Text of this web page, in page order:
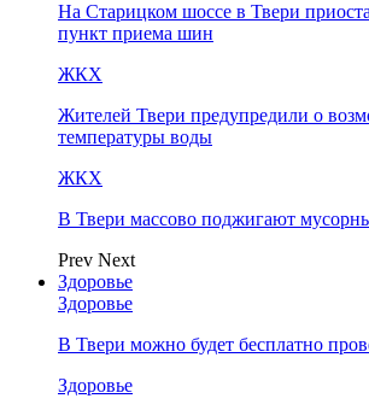
На Старицком шоссе в Твери
пункт приема шин
ЖКХ
Жителей Твери предупредили о
температуры воды
ЖКХ
В Твери массово поджигают
Prev Next
Здоровье
Здоровье
В Твери можно будет бесплатно
Здоровье